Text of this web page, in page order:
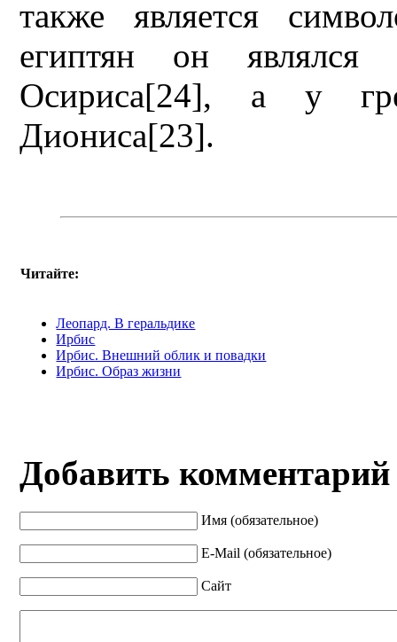
также является
египтян он являлся
Осириса[24], а у
Диониса[23].
Читайте:
Леопард. В геральдике
Ирбис
Ирбис. Внешний облик и повадки
Ирбис. Образ жизни
Добавить комментарий
Имя (обязательное)
E-Mail (обязательное)
Сайт